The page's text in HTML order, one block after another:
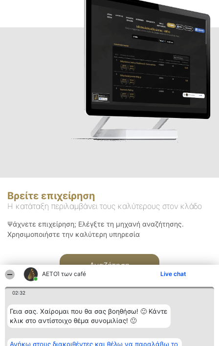
ΑΕΤΟΊ των café Live chat
02:32
Γεια σας. Χαίρομαι που θα σας βοηθήσω! 🙂 Κάντε
κλικ στο αντίστοιχο θέμα συνομιλίας! 🙂
Ανήκω στους διακριθέντες και θέλω να παραλάβω το
Βρείτε επιχείρηση
Η κατάταξη περιλαμβάνει τους καλύτερους στον κλάδο
Ψάχνετε επιχείρηση; Ελέγξτε τη μηχανή αναζήτησης.
Χρησιμοποιήστε την καλύτερη υπηρεσία
Αναζήτηση
Διοργανωτής της
κατάταξης
Κατάταξη
Διακριθέντες
Επικοινωνία
Επικοινωνία